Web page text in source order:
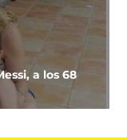
a los 68